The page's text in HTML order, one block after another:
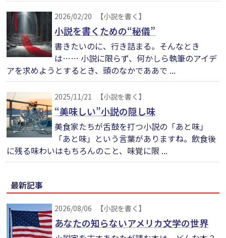
2026/02/20 【小説を書く】
小説を書くための“秘儀”
書きたいのに、行き詰まる。そんなとき
は…… 小説に限らず、何かしら執筆のアイデ
アを求めようとするとき、頭のなかでああで ...
2025/11/21 【小説を書く】
“美味しい”小説の隠し味
美食家たちが舌鼓を打つ小説の「あと味」
「あと味」という言葉がありますね。飲食後
に残る味わいはもちろんのこと、味覚に限 ...
最新記事
2026/08/06 【小説を書く】
あなたの知らないアメリカ文学の世界